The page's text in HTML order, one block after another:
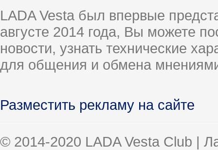
LADA Vesta был впервые
августе 2014 года, Вы можете
новости, узнать технические
для общения и обмена
Разместить рекламу на сайте
© 2014-2020 LADA Vesta Club |